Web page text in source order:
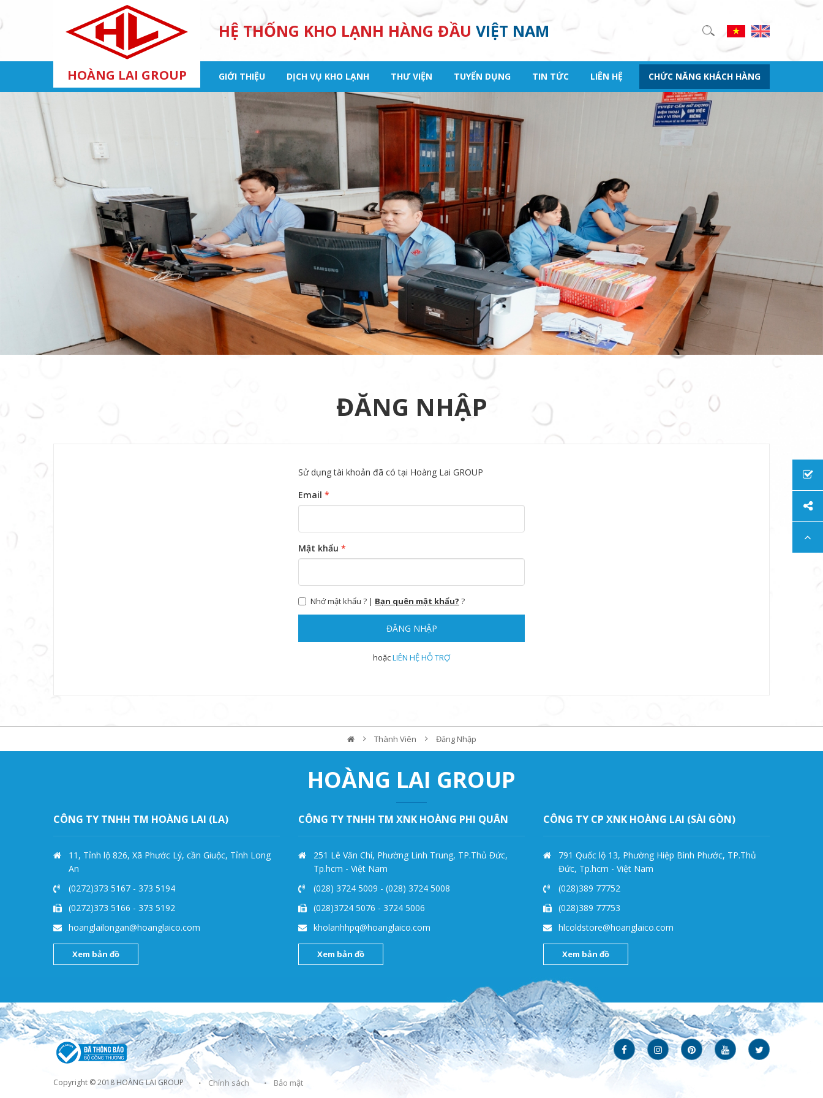
HOÀNG LAI GROUP
HỆ THỐNG KHO LẠNH HÀNG ĐẦU VIỆT NAM
GIỚI THIỆU DỊCH VỤ KHO LẠNH THƯ VIỆN TUYỂN DỤNG TIN TỨC LIÊN HỆ CHỨC NĂNG KHÁCH HÀNG
ĐĂNG NHẬP
Sử dụng tài khoản đã có tại Hoàng Lai GROUP
Email *
Mật khẩu *
Nhớ mật khẩu ? | Bạn quên mật khẩu? ?
ĐĂNG NHẬP
hoặcLIÊN HỆ HỖ TRỢ
Thành Viên Đăng Nhập
HOÀNG LAI GROUP
CÔNG TY TNHH TM HOÀNG LAI (LA)
11, Tỉnh lộ 826, Xã Phước Lý, cần Giuộc, Tỉnh Long
An
(0272)373 5167 - 373 5194
(0272)373 5166 - 373 5192
hoanglailongan@hoanglaico.com
Xem bản đồ
CÔNG TY TNHH TM XNK HOÀNG PHI QUÂN
251 Lê Văn Chí, Phường Linh Trung, TP.Thủ Đức,
Tp.hcm - Việt Nam
(028) 3724 5009 - (028) 3724 5008
(028)3724 5076 - 3724 5006
kholanhhpq@hoanglaico.com
Xem bản đồ
CÔNG TY CP XNK HOÀNG LAI (SÀI GÒN)
791 Quốc lộ 13, Phường Hiệp Bình Phước, TP.Thủ
Đức, Tp.hcm - Việt Nam
(028)389 77752
(028)389 77753
hlcoldstore@hoanglaico.com
Xem bản đồ
Chính sách Bảo mật
Copyright © 2018 HOÀNG LAI GROUP